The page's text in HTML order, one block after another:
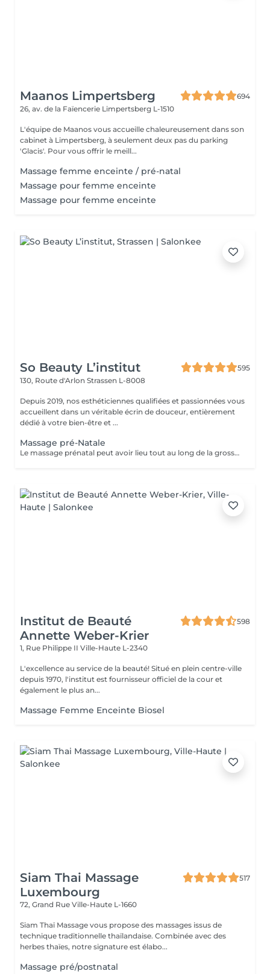
Maanos Limpertsberg
694
26, av. de la Faïencerie Limpertsberg L-1510
L'équipe de Maanos vous accueille chaleureusement dans son
cabinet à Limpertsberg, à seulement deux pas du parking
'Glacis'. Pour vous offrir le meill...
Massage femme enceinte / pré-natal
Massage pour femme enceinte
Massage pour femme enceinte
So Beauty L’institut
595
130, Route d'Arlon Strassen L-8008
Depuis 2019, nos esthéticiennes qualifiées et passionnées vous
accueillent dans un véritable écrin de douceur, entièrement
dédié à votre bien-être et ...
Massage pré-Natale
Le massage prénatal peut avoir lieu tout au long de la grossesse (dès 3 mois). Il a des vertus relaxantes et hydratantes et permet d'améliorer les sensations de jambes lourdes et les maux de dos. Aucune contre-indication médicale n'existe.
Institut de Beauté
Annette Weber-Krier
598
1, Rue Philippe II Ville-Haute L-2340
L'excellence au service de la beauté! Situé en plein centre-ville
depuis 1970, l'institut est fournisseur officiel de la cour et
également le plus an...
Massage Femme Enceinte Biosel
Siam Thai Massage
Luxembourg
517
72, Grand Rue Ville-Haute L-1660
Siam Thaï Massage vous propose des massages issus de
technique traditionnelle thaïlandaise. Combinée avec des
herbes thaïes, notre signature est élabo...
Massage pré/postnatal